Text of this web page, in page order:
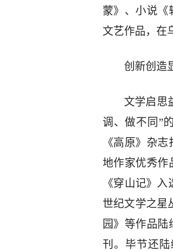
蒙》、小说《
文艺作品，在
创新创造
文学启思
调、做不同”
《高原》杂
地作家优秀作
《穿山记》
世纪文学之星
园》等作品
刊。毕节还